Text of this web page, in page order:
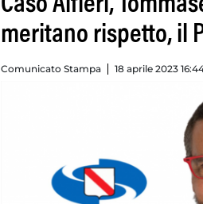
meritano rispetto, il
Comunicato Stampa 18 aprile 2023